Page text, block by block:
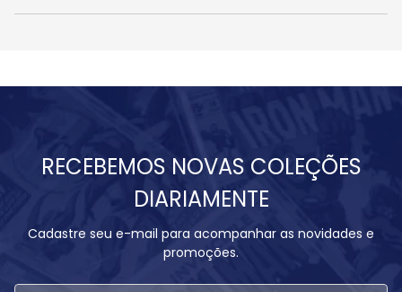
RECEBEMOS NOVAS COLEÇÕES
DIARIAMENTE
Cadastre seu e-mail para acompanhar as novidades e
promoções.